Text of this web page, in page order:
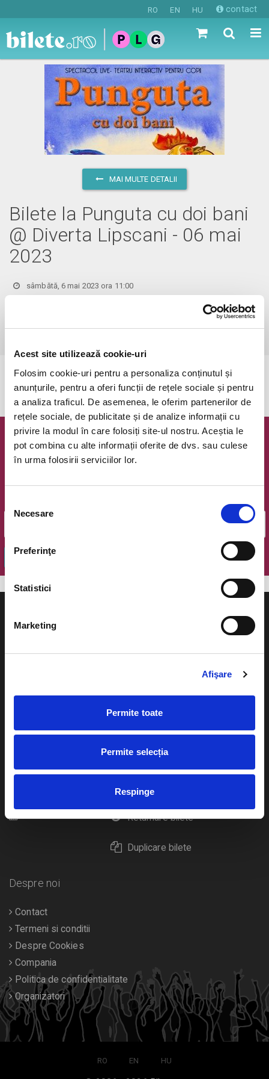
Acest site utilizează cookie-uri
Folosim cookie-uri pentru a personaliza conținutul și
anunțurile, pentru a oferi funcții de rețele sociale și pentru
a analiza traficul. De asemenea, le oferim partenerilor de
rețele sociale, de publicitate și de analize informații cu
privire la modul în care folosiți site-ul nostru. Aceștia le
pot combina cu alte informații oferite de dvs. sau culese
în urma folosirii serviciilor lor.
consimțământului
Necesare
Preferinţe
Statistici
Marketing
Afişare
Permite toate
Permite selecția
Respinge
RO EN HU contact
MAI MULTE DETALII
Bilete la Punguta cu doi bani
@ Diverta Lipscani - 06 mai
2023
sâmbătă, 6 mai 2023 ora 11:00
Evenimentul a expirat.
Newsletter @ Bilete.ro
OK
Cum comand bilete?
eBilet printat acasa
Livrare prin curier
Returnare bilete
Duplicare bilete
Cultura
Calendar
Despre noi
Contact
Termeni si conditii
Despre Cookies
Compania
Politica de confidentialitate
Organizatori
RO EN HU